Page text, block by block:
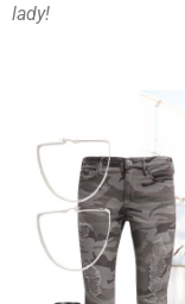
lady!